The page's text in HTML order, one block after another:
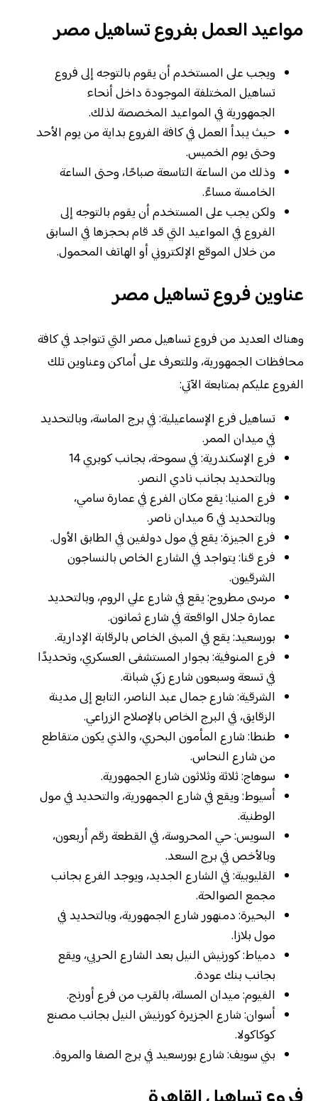
مواعيد العمل بفروع تساهيل مصر
ويجب على المستخدم أن يقوم بالتوجه إلى فروع
تساهيل المختلفة الموجودة داخل أنحاء
الجمهورية في المواعيد المخصصة لذلك.
حيث يبدأ العمل في كافة الفروع بداية من يوم الأحد
وحتى يوم الخميس.
وذلك من الساعة التاسعة صباحًا، وحتى الساعة
الخامسة مساءً.
ولكن يجب على المستخدم أن يقوم بالتوجه إلى
الفروع في المواعيد التي قد قام بحجزها في السابق
من خلال الموقع الإلكتروني أو الهاتف المحمول.
عناوين فروع تساهيل مصر
وهناك العديد من فروع تساهيل مصر التي تتواجد في كافة
محافظات الجمهورية، وللتعرف على أماكن وعناوين تلك
الفروع عليكم بمتابعة الآتي:
تساهيل فرع الإسماعيلية: في برج الماسة، وبالتحديد
في ميدان الممر.
فرع الإسكندرية: في سموحة، بجانب كوبري 14
وبالتحديد بجانب نادي النصر.
فرع المنيا: يقع مكان الفرع في عمارة سامي،
وبالتحديد في 6 ميدان ناصر.
فرع الجيزة: يقع في مول دولفين في الطابق الأول.
فرع قنا: يتواجد في الشارع الخاص بالنساجون
الشرقيون.
مرسى مطروح: يقع في شارع علي الروم، وبالتحديد
عمارة جلال الواقعة في شارع ثمانون.
بورسعيد: يقع في المبنى الخاص بالرقابة الإدارية.
فرع المنوفية: بجوار المستشفى العسكري، وتحديدًا
في تسعة وسبعون شارع زكي شبانة.
الشرقية: شارع جمال عبد الناصر، التابع إلى مدينة
الزقايق، في البرج الخاص بالإصلاح الزراعي.
طنطا: شارع المأمون البحري، والذي يكون متقاطع
من شارع النحاس.
سوهاج: ثلاثة وثلاثون شارع الجمهورية.
أسيوط: ويقع في شارع الجمهورية، والتحديد في مول
الوطنية.
السويس: حي المحروسة، في القطعة رقم أربعون،
وبالأخص في برج السعد.
القليوبية: في الشارع الجديد، ويوجد الفرع بجانب
مجمع الصوالحة.
البحيرة: دمنهور شارع الجمهورية، وبالتحديد في
مول بلازا.
دمياط: كورنيش النيل بعد الشارع الحربي، ويقع
بجانب بنك عودة.
الفيوم: ميدان المسلة، بالقرب من فرع أورنج.
أسوان: شارع الجزيرة كورنيش النيل بجانب مصنع
كوكاكولا.
بني سويف: شارع بورسعيد في برج الصفا والمروة.